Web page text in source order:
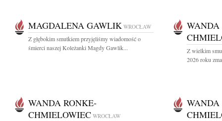
MAGDALENA GAWLIK WROCŁAW
Z głębokim smutkiem przyjęliśmy wiadomość o
śmierci naszej Koleżanki Magdy Gawlik...
Z wielkim
2026 roku
WANDA RONKE-
CHMIELOWIEC WROCŁAW